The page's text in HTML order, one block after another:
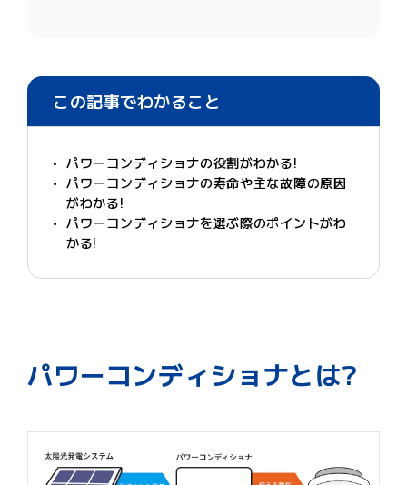
この記事でわかること
パワーコンディショナの役割がわかる!
パワーコンディショナの寿命や主な故障の原因
がわかる!
パワーコンディショナを選ぶ際のポイントがわ
かる!
パワーコンディショナとは?